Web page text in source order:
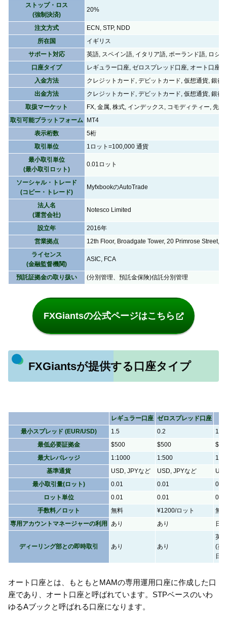
ストップ・ロス
(強制決済)
20%
注文方式
ECN, STP, NDD
所在国
イギリス
サポート対応
英語, スペイン語, イタリア語, ポーランド語, ロシ
口座タイプ
レギュラー口座, ゼロスプレッド口座, オート口座
入金方法
クレジットカード, デビットカード, 仮想通貨, 銀行
出金方法
クレジットカード, デビットカード, 仮想通貨, 銀行
取扱マーケット
FX, 金属, 株式, インデックス, コモディティー, 先物
取引可能プラットフォーム
MT4
表示桁数
5桁
取引単位
1ロット=100,000 通貨
最小取引単位
(最小取引ロット)
0.01ロット
ソーシャル・トレード
(コピー・トレード)
MyfxbookのAutoTrade
法人名
(運営会社)
Notesco Limited
設立年
2016年
営業拠点
12th Floor, Broadgate Tower, 20 Primrose Street,
ライセンス
(金融監督機関)
ASIC, FCA
預託証拠金の取り扱い (分別管理、預託金保険)信託分別管理
FXGiantsの公式ページはこちら
FXGiantsが提供する口座タイプ
レギュラー口座 ゼロスプレッド口座
最小スプレッド (EUR/USD)
1.5 0.2
1.8
最低必要証拠金
$500 $500
最大レバレッジ
1:1000 1:500
基準通貨
USD, JPYなど USD, JPYなど
最小取引量(ロット)
0.01 0.01
0.01
ロット単位
0.01 0.01
0.01
手数料／ロット
無料 ¥1200/ロット
無料
専用アカウントマネージャーの利用
あり あり 日
ディーリング部との即時取引 あり あり
英
(英
日
オート口座とは、もともとMAMの専用運用口座に作成した口
座であり、オート口座と呼ばれています。STPベースのいわ
ゆるAブックと呼ばれる口座になります。